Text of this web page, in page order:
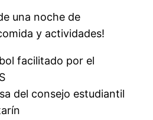
una noche de
y actividades!
facilitado por el
del consejo estudiantil